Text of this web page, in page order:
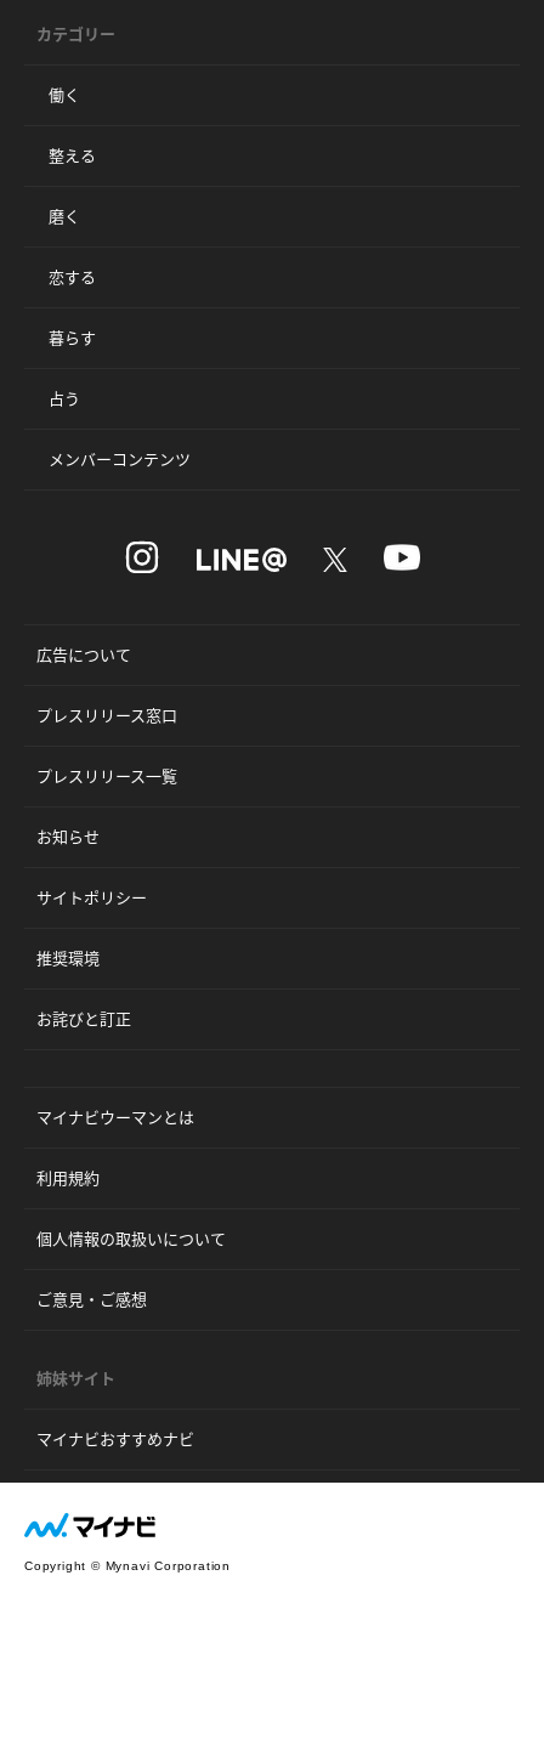
カテゴリー
働く
整える
磨く
恋する
暮らす
占う
メンバーコンテンツ
広告について
プレスリリース窓口
プレスリリース一覧
お知らせ
サイトポリシー
推奨環境
お詫びと訂正
マイナビウーマンとは
利用規約
個人情報の取扱いについて
ご意見・ご感想
姉妹サイト
マイナビおすすめナビ
Copyright © Mynavi Corporation